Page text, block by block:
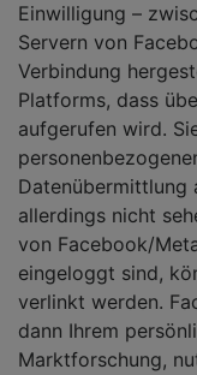
Einwilligung –
Servern von
Verbindung
Platforms, dass
aufgerufen wird.
Datenübermittlung
allerdings nicht
von Facebook/
eingeloggt sind,
verlinkt werden.
dann Ihrem
Marktforschung,